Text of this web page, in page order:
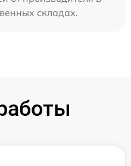
складах.